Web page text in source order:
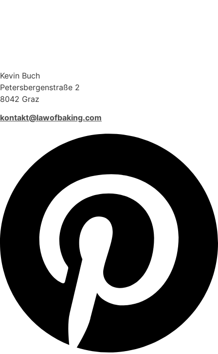
Kevin Buch
Petersbergenstraße 2
8042 Graz
kontakt@lawofbaking.com